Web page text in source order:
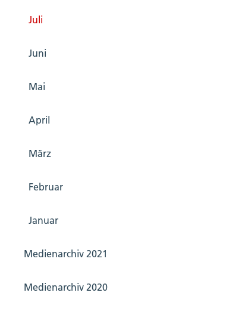
Juli
Juni
Mai
April
März
Februar
Januar
Medienarchiv 2021
Medienarchiv 2020